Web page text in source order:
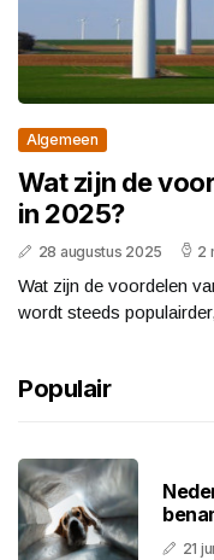
Algemeen
Wat zijn de
in 2025?
28 augustus 2025 2
Wat zijn de voordelen
wordt steeds
Populair
21